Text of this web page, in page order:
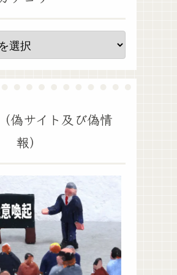
偽サイト及び偽情
報）